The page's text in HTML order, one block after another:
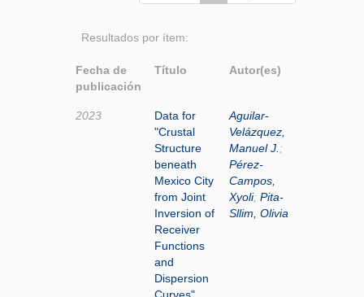
Resultados por ítem:
Fecha de
publicación
Título Autor(es)
2023
Data for
"Crustal
Structure
beneath
Mexico City
from Joint
Inversion of
Receiver
Functions
and
Dispersion
Aguilar-
Velázquez,
Manuel J. ;
Pérez-
Campos,
Xyoli; Pita-
Sllim, Olivia